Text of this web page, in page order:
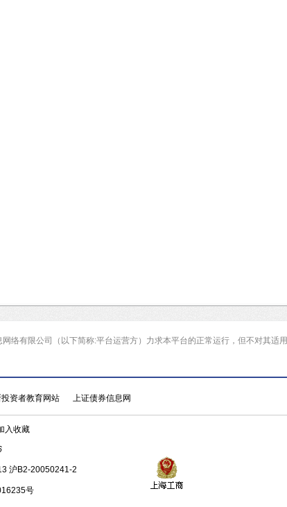
络有限公司（以下简称:平台运营方）力求本平台的正常运行，但不对其适用
资者教育网站 上证债券信息网
入收藏
沪B2-20050241-2
号